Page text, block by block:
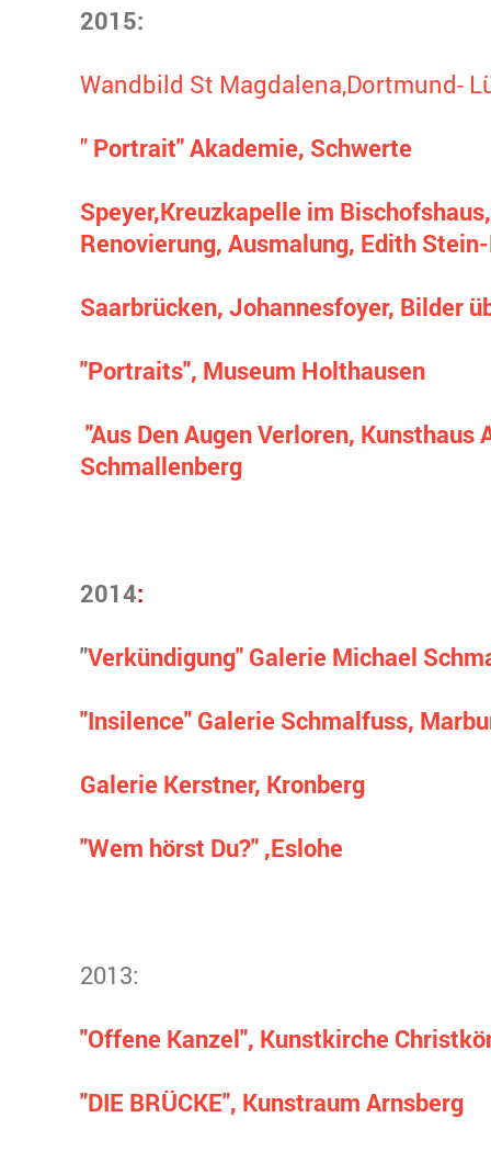
2015:
Wandbild St Magdalena,Dortmund-
" Portrait" Akademie, Schwerte
Speyer,Kreuzkapelle im
Renovierung, Ausmalung, Edith
Saarbrücken, Johannesfoyer, Bilder
"Portraits", Museum Holthausen
"Aus Den Augen Verloren, Kunsthaus
Schmallenberg
2014:
"Verkündigung" Galerie Michael
"Insilence" Galerie Schmalfuss,
Galerie Kerstner, Kronberg
"Wem hörst Du?" ,Eslohe
2013:
"Offene Kanzel", Kunstkirche
"DIE BRÜCKE", Kunstraum Arnsberg